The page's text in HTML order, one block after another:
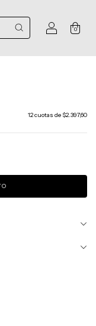
0
12cuotas de $2.397,60